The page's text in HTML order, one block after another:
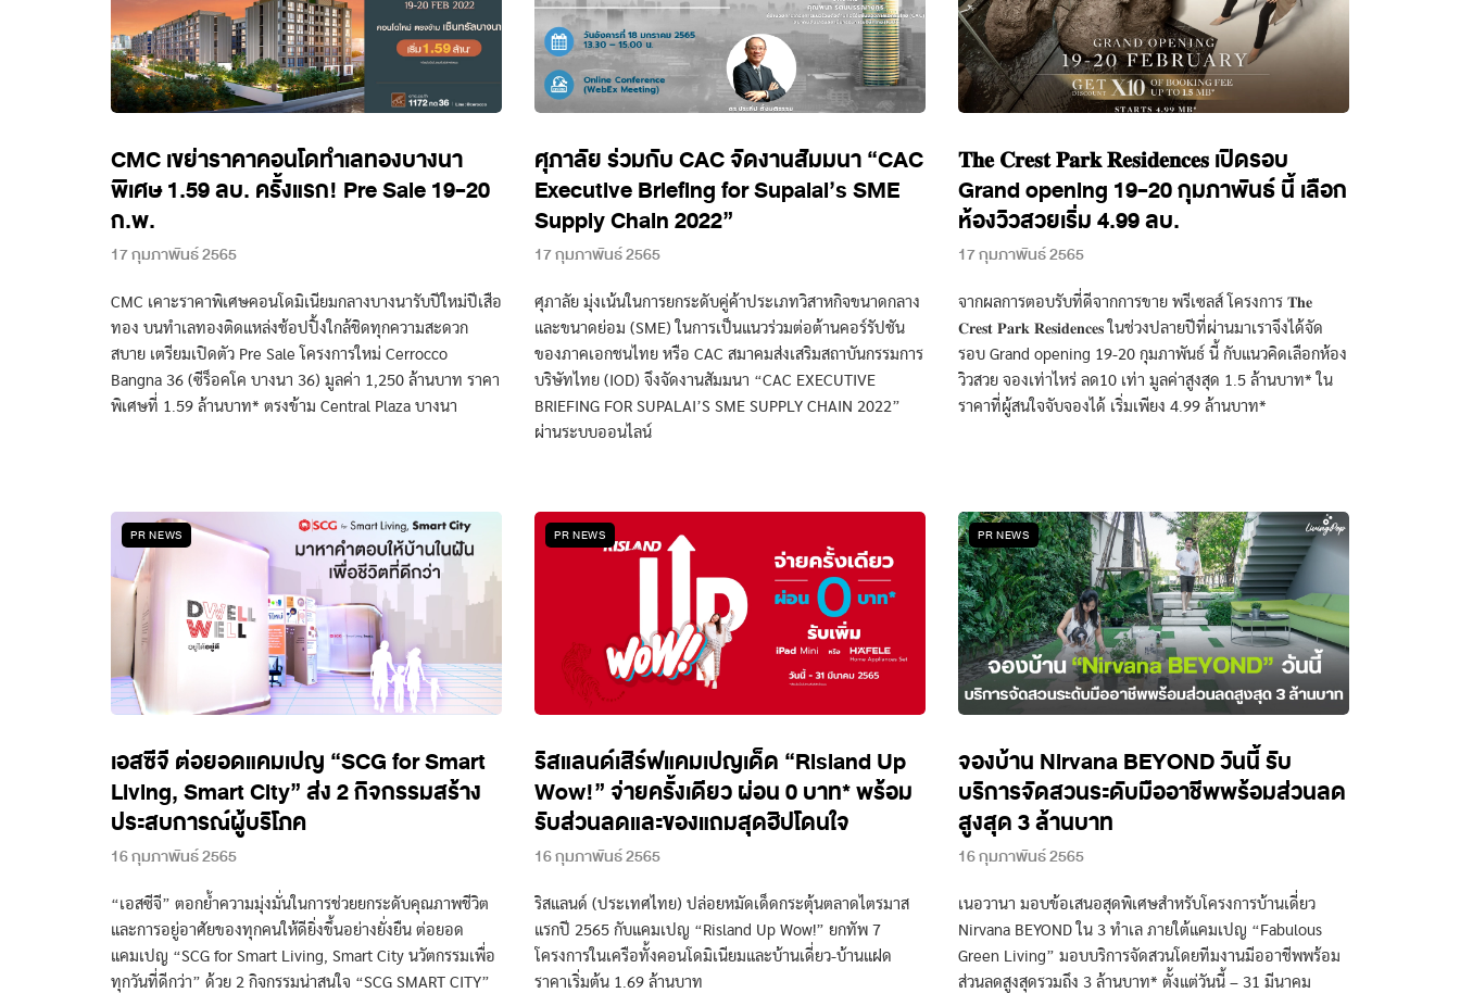
CMC เขย่าราคาคอนโดทำเลทองบางนา
พิเศษ 1.59 ลบ. ครั้งแรก! Pre Sale 19-20
ก.พ.
17 กุมภาพันธ์ 2565
CMC เคาะราคาพิเศษคอนโดมิเนียมกลางบางนารับปีใหม่ปีเสือ
ทอง บนทำเลทองติดแหล่งช้อปปิ้งใกล้ชิดทุกความสะดวก
สบาย เตรียมเปิดตัว Pre Sale โครงการใหม่ Cerrocco
Bangna 36 (ซีร็อคโค บางนา 36) มูลค่า 1,250 ล้านบาท ราคา
พิเศษที่ 1.59 ล้านบาท* ตรงข้าม Central Plaza บางนา
ศุภาลัย ร่วมกับ CAC จัดงานสัมมนา “CAC
Executive Briefing for Supalai’s SME
Supply Chain 2022”
17 กุมภาพันธ์ 2565
ศุภาลัย มุ่งเน้นในการยกระดับคู่ค้าประเภทวิสาหกิจขนาดกลาง
และขนาดย่อม (SME) ในการเป็นแนวร่วมต่อต้านคอร์รัปชัน
ของภาคเอกชนไทย หรือ CAC สมาคมส่งเสริมสถาบันกรรมการ
บริษัทไทย (IOD) จึงจัดงานสัมมนา “CAC EXECUTIVE
BRIEFING FOR SUPALAI’S SME SUPPLY CHAIN 2022”
ผ่านระบบออนไลน์
𝐓𝐡𝐞 𝐂𝐫𝐞𝐬𝐭 𝐏𝐚𝐫𝐤 𝐑𝐞𝐬𝐢𝐝𝐞𝐧𝐜𝐞𝐬 เปิดรอบ
Grand opening 19-20 กุมภาพันธ์ นี้ เลือก
ห้องวิวสวยเริ่ม 4.99 ลบ.
17 กุมภาพันธ์ 2565
จากผลการตอบรับที่ดีจากการขาย พรีเซลส์ โครงการ 𝐓𝐡𝐞
𝐂𝐫𝐞𝐬𝐭 𝐏𝐚𝐫𝐤 𝐑𝐞𝐬𝐢𝐝𝐞𝐧𝐜𝐞𝐬 ในช่วงปลายปีที่ผ่านมาเราจึงได้จัด
รอบ Grand opening 19-20 กุมภาพันธ์ นี้ กับแนวคิดเลือกห้อง
วิวสวย จองเท่าไหร่ ลด10 เท่า มูลค่าสูงสุด 1.5 ล้านบาท* ใน
ราคาที่ผู้สนใจจับจองได้ เริ่มเพียง 4.99 ล้านบาท*
PR NEWS
เอสซีจี ต่อยอดแคมเปญ “SCG for Smart
Living, Smart City” ส่ง 2 กิจกรรมสร้าง
ประสบการณ์ผู้บริโภค
16 กุมภาพันธ์ 2565
“เอสซีจี” ตอกย้ำความมุ่งมั่นในการช่วยยกระดับคุณภาพชีวิต
และการอยู่อาศัยของทุกคนให้ดียิ่งขึ้นอย่างยั่งยืน ต่อยอด
แคมเปญ “SCG for Smart Living, Smart City นวัตกรรมเพื่อ
ทุกวันที่ดีกว่า” ด้วย 2 กิจกรรมน่าสนใจ “SCG SMART CITY”
PR NEWS
ริสแลนด์เสิร์ฟแคมเปญเด็ด “Risland Up
Wow!” จ่ายครั้งเดียว ผ่อน 0 บาท* พร้อม
รับส่วนลดและของแถมสุดฮิปโดนใจ
16 กุมภาพันธ์ 2565
ริสแลนด์ (ประเทศไทย) ปล่อยหมัดเด็ดกระตุ้นตลาดไตรมาส
แรกปี 2565 กับแคมเปญ “Risland Up Wow!” ยกทัพ 7
โครงการในเครือทั้งคอนโดมิเนียมและบ้านเดี่ยว-บ้านแฝด
ราคาเริ่มต้น 1.69 ล้านบาท
PR NEWS
จองบ้าน Nirvana BEYOND วันนี้ รับ
บริการจัดสวนระดับมืออาชีพพร้อมส่วนลด
สูงสุด 3 ล้านบาท
16 กุมภาพันธ์ 2565
เนอวานา มอบข้อเสนอสุดพิเศษสำหรับโครงการบ้านเดี่ยว
Nirvana BEYOND ใน 3 ทำเล ภายใต้แคมเปญ “Fabulous
Green Living” มอบบริการจัดสวนโดยทีมงานมีออาชีพพร้อม
ส่วนลดสูงสุดรวมถึง 3 ล้านบาท* ตั้งแต่วันนี้ – 31 มีนาคม